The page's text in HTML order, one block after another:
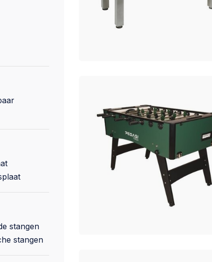
stangen
stangen